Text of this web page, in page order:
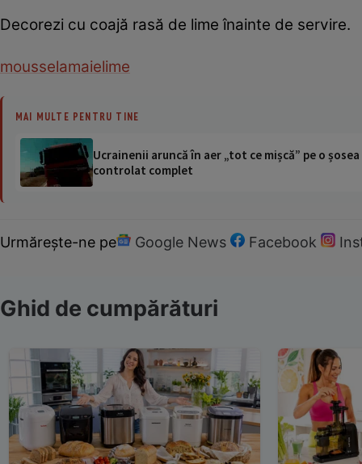
Decorezi cu coajă rasă de lime înainte de servire.
mousselamaielime
MAI MULTE PENTRU TINE
Ucrainenii aruncă în aer „tot ce mișcă” pe o
controlat complet
Urmărește-ne pe Google News Facebook
Ghid de cumpărături